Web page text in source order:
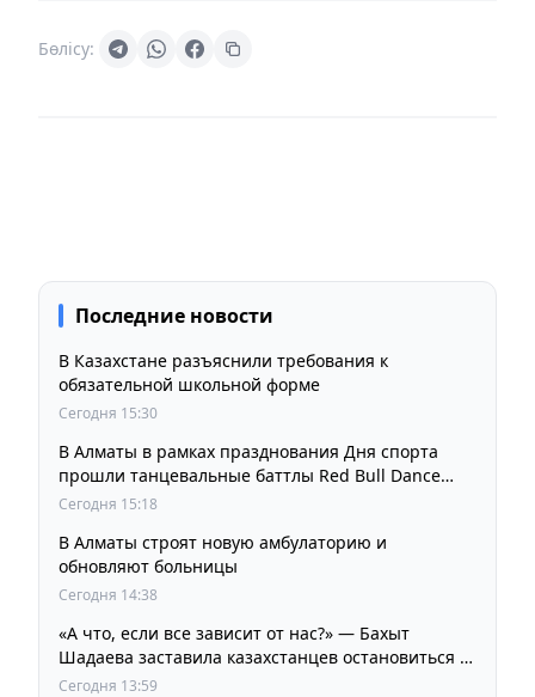
Бөлісу:
Последние новости
В Казахстане разъяснили требования к
обязательной школьной форме
Сегодня 15:30
В Алматы в рамках празднования Дня спорта
прошли танцевальные баттлы Red Bull Dance
Your Style
Сегодня 15:18
В Алматы строят новую амбулаторию и
обновляют больницы
Сегодня 14:38
«А что, если все зависит от нас?» — Бахыт
Шадаева заставила казахстанцев остановиться и
задуматься
Сегодня 13:59